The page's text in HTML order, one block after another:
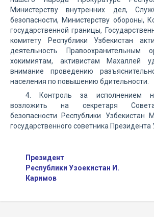
Министерству внутренних дел,
безопасности, Министерству обороны,
государственной границы,
комитету Республики Узбекистан
деятельность Правоохранительным
хокимиятам, активистам Махаллей
внимание проведению
населения по повышению бдительности.
4. Контроль за исполнением
возложить на секретаря
безопасности Республики Узбекистан
государственного советника Президента
Президент
Республики Узоекистан И.
Каримов